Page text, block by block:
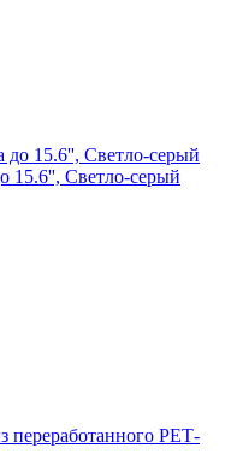
15.6'', Светло-серый